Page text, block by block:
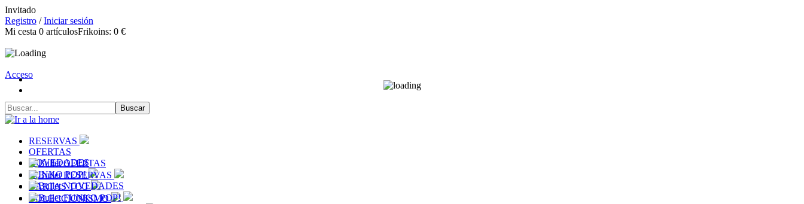
Invitado
Registro /Iniciar sesión
Mi cesta 0 artículosFrikoins: 0 €
Acceso
RESERVAS
OFERTAS
NOVEDADES
FUNKO POP!
CARTAS TCG
COLECCIONISMO
OFERTAS
RESERVAS
NOVEDADES
FUNKO POP!